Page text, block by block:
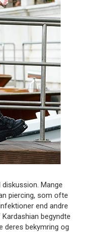
Mange
piercing, som ofte
end andre
begyndte
deres bekymring og